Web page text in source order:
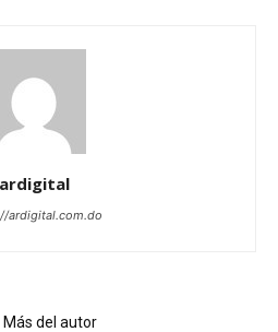
ardigital
ardigital.com.do
Más del autor